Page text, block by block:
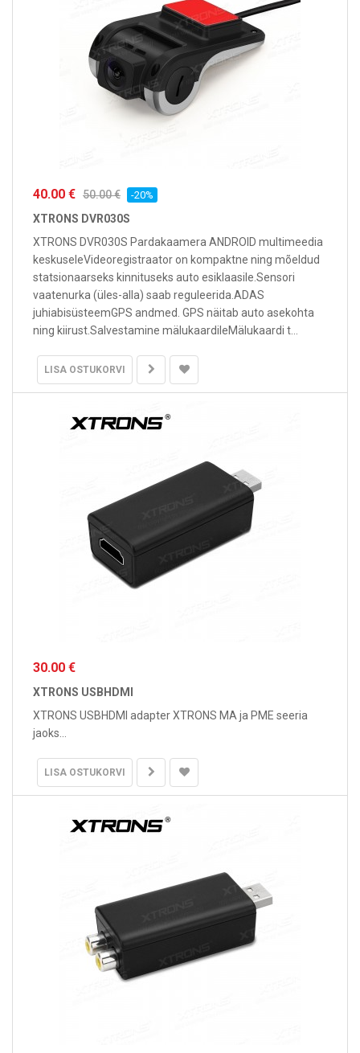
40.00 € 50.00 € -20%
XTRONS DVR030S
XTRONS DVR030S Pardakaamera ANDROID multimeedia
keskuseleVideoregistraator on kompaktne ning mõeldud
statsionaarseks kinnituseks auto esiklaasile.Sensori
vaatenurka (üles-alla) saab reguleerida.ADAS
juhiabisüsteemGPS andmed. GPS näitab auto asekohta
ning kiirust.Salvestamine mälukaardileMälukaardi t...
LISA OSTUKORVI
30.00 €
XTRONS USBHDMI
XTRONS USBHDMI adapter XTRONS MA ja PME seeria
jaoks...
LISA OSTUKORVI